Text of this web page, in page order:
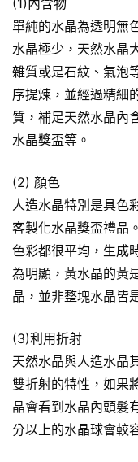
單純的水晶為透明無
水晶極少，天然水晶
雜質或是石紋、氣泡
序提煉，並經過精細
質，補足天然水晶內
水晶獎盃等。
(2) 顏色
人造水晶特別是具色
客製化水晶獎盃禮品
色彩都很平均，生成
為明顯，黃水晶的黃
晶，並非整塊水晶皆
(3)利用折射
天然水晶與人造水晶
雙折射的特性，如果
晶會看到水晶內頭髮
分以上的水晶球會較